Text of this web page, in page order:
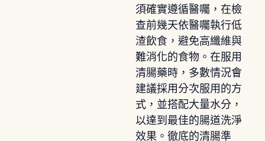
須確實遵循醫囑，在檢
查前幾天依醫囑執行低
渣飲食，避免高纖維與
難消化的食物。在服用
清腸藥時，多數情況會
建議採用分次服用的方
式，並搭配大量水分，
以達到最佳的腸道洗淨
效果。徹底的清腸準